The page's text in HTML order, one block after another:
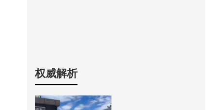
权威解析